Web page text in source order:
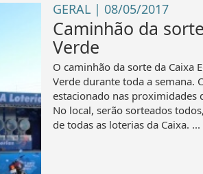
GERAL | 08/05/2017
Caminhão da
Verde
O caminhão da sorte da Caixa
Verde durante toda a semana.
estacionado nas proximidades
No local, serão sorteados
de todas as loterias da Caixa. ...